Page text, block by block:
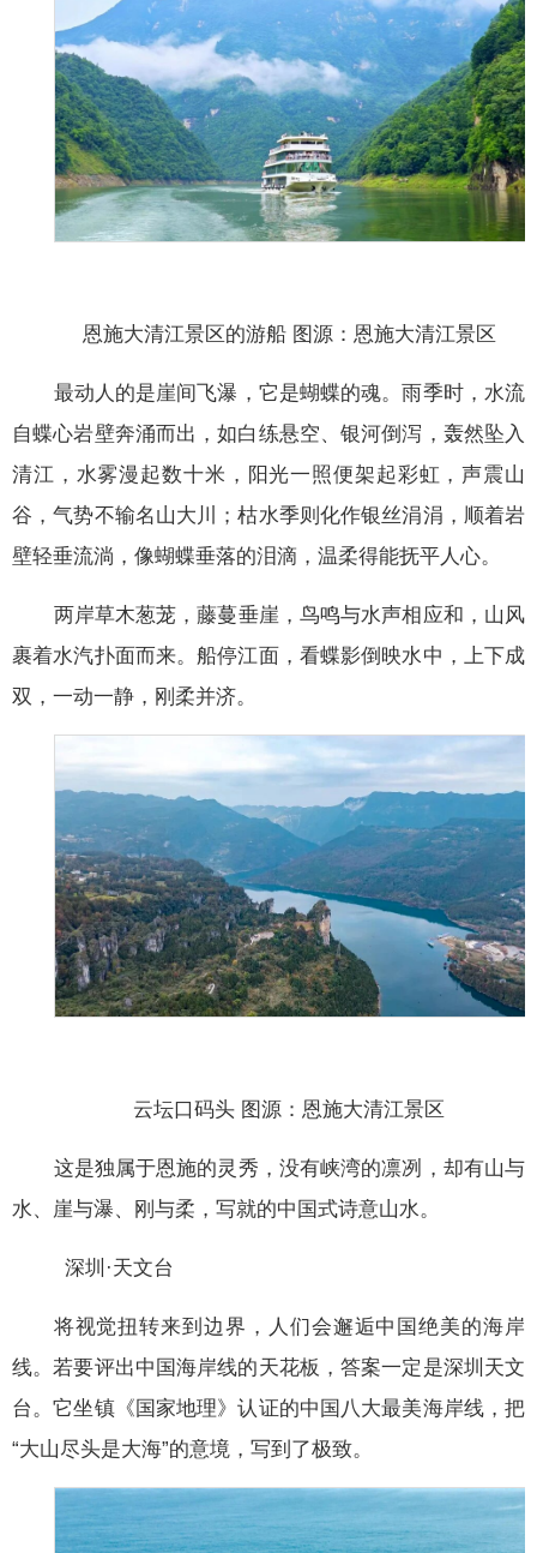
恩施大清江景区的游船 图源：恩施大清江景区
最动人的是崖间飞瀑，它是蝴蝶的魂。雨季时，水流
自蝶心岩壁奔涌而出，如白练悬空、银河倒泻，轰然坠入
清江，水雾漫起数十米，阳光一照便架起彩虹，声震山
谷，气势不输名山大川；枯水季则化作银丝涓涓，顺着岩
壁轻垂流淌，像蝴蝶垂落的泪滴，温柔得能抚平人心。
两岸草木葱茏，藤蔓垂崖，鸟鸣与水声相应和，山风
裹着水汽扑面而来。船停江面，看蝶影倒映水中，上下成
双，一动一静，刚柔并济。
云坛口码头 图源：恩施大清江景区
这是独属于恩施的灵秀，没有峡湾的凛冽，却有山与
水、崖与瀑、刚与柔，写就的中国式诗意山水。
深圳·天文台
将视觉扭转来到边界，人们会邂逅中国绝美的海岸
线。若要评出中国海岸线的天花板，答案一定是深圳天文
台。它坐镇《国家地理》认证的中国八大最美海岸线，把
“大山尽头是大海”的意境，写到了极致。